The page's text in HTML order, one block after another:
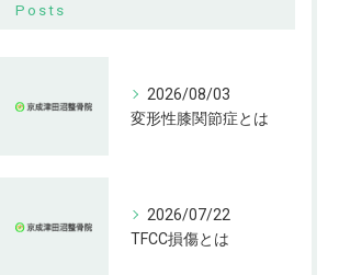
Posts
2026/08/03
変形性膝関節症とは
2026/07/22
TFCC損傷とは